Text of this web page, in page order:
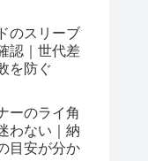
のスリーブ
認｜世代差
を防ぐ
ーのライ角
わない｜納
目安が分か